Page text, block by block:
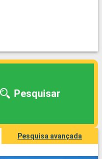
Pesquisar
Pesquisa avançada